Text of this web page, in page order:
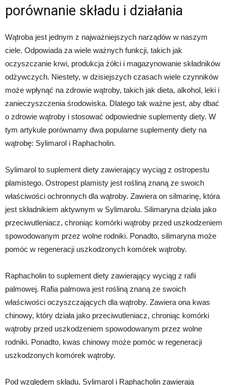
porównanie składu i działania
Wątroba jest jednym z najważniejszych narządów w naszym
ciele. Odpowiada za wiele ważnych funkcji, takich jak
oczyszczanie krwi, produkcja żółci i magazynowanie składników
odżywczych. Niestety, w dzisiejszych czasach wiele czynników
może wpłynąć na zdrowie wątroby, takich jak dieta, alkohol, leki i
zanieczyszczenia środowiska. Dlatego tak ważne jest, aby dbać
o zdrowie wątroby i stosować odpowiednie suplementy diety. W
tym artykule porównamy dwa popularne suplementy diety na
wątrobę: Sylimarol i Raphacholin.
Sylimarol to suplement diety zawierający wyciąg z ostropestu
plamistego. Ostropest plamisty jest rośliną znaną ze swoich
właściwości ochronnych dla wątroby. Zawiera on silmarinę, która
jest składnikiem aktywnym w Sylimarolu. Silimaryna działa jako
przeciwutleniacz, chroniąc komórki wątroby przed uszkodzeniem
spowodowanym przez wolne rodniki. Ponadto, silimaryna może
pomóc w regeneracji uszkodzonych komórek wątroby.
Raphacholin to suplement diety zawierający wyciąg z rafii
palmowej. Rafia palmowa jest rośliną znaną ze swoich
właściwości oczyszczających dla wątroby. Zawiera ona kwas
chinowy, który działa jako przeciwutleniacz, chroniąc komórki
wątroby przed uszkodzeniem spowodowanym przez wolne
rodniki. Ponadto, kwas chinowy może pomóc w regeneracji
uszkodzonych komórek wątroby.
Pod względem składu, Sylimarol i Raphacholin zawierają